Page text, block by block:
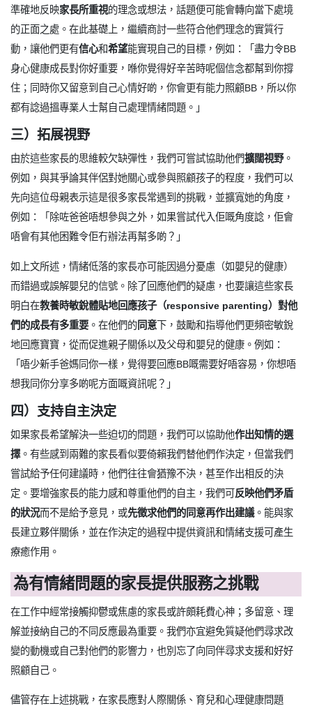
準確地反映家長所重視的理念或想法，話題便可能會轉向當下處境
的正面之處。在此基礎上，繼續商討一些符合他們理念的實質行
動，讓他們更有信心和希望能實現自己的目標，例如：「盡力令BB
身心健康成長對你好重要，喺你覺得好辛苦時呢個信念都幫到你撐
住；同時你又留意到自己心情好啲，你會更有能力照顧BB，所以你
都有諗過搵專業人士幫自己處理情緒問題。」
三）拓展視野
由於這些家長的思維較欠缺彈性，我們可嘗試協助他們擴闊視野。
例如，與其爭論其伴侶對她關心或參與照顧孩子的程度，我們可以
先向這位母親表示這是很多家長常遇到的挑戰，並擴寬她的角度，
例如：「除咗爸爸唔想參與之外，如果嘗試代入佢嘅角度諗，佢會
唔會有其他困難令佢冇辦法再幫多啲？」
如上文所述，情緒低落的家長亦可能因過分憂慮（如嬰兒的健康）
而錯過或誤解嬰兒的信號。除了回應他們的疑慮，也要讓這些家長
明白在教養時敏銳體貼地回應孩子（responsive parenting）對他
們的成長有多重要。在他們的同意 下，鼓勵和指導他們更頻密敏銳
地回應寶寶，從而促進親子關係以及父母和嬰兒的健康。例如：
「唔少新手爸媽同你一樣，覺得要回應BB嘅需要好唔容易，你想唔
想我同你分享多啲呢方面嘅資訊呢？」
四）支持自主決定
如果家長希望解決一些迫切的問題，我們可以協助他作出知情的選
擇。有些感到兩難的家長看似要倚賴我們替他們作決定，但當我們
嘗試給予任何建議時，他們往往會猶豫不決，甚至作出相反的決
定。要增強家長的能力感和尊重他們的自主，我們可 反映他們矛盾
的狀況而不是給予意見，或先徵求他們的同意再作出建議。能與家
長建立夥伴關係，並在作決定的過程中提供資訊和情緒支援可產生
療癒作用。
為有情緒問題的家長提供服務之挑戰
在工作中經常接觸抑鬱或焦慮的家長或許頗耗費心神；多留意、理
解並接納自己的不同反應最為重要。我們亦宜避免質疑他們尋求改
變的動機或自己對他們的影響力，也別忘了向同伴尋求支援和好好
照顧自己。
儘管存在上述挑戰，在家長應對人際關係、育兒和心理健康問題